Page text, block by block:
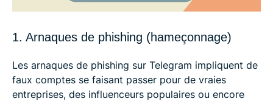
1. Arnaques de phishing (hameçonnage)
Les arnaques de phishing sur Telegram impliquent de
faux comptes se faisant passer pour de vraies
entreprises, des influenceurs populaires ou encore